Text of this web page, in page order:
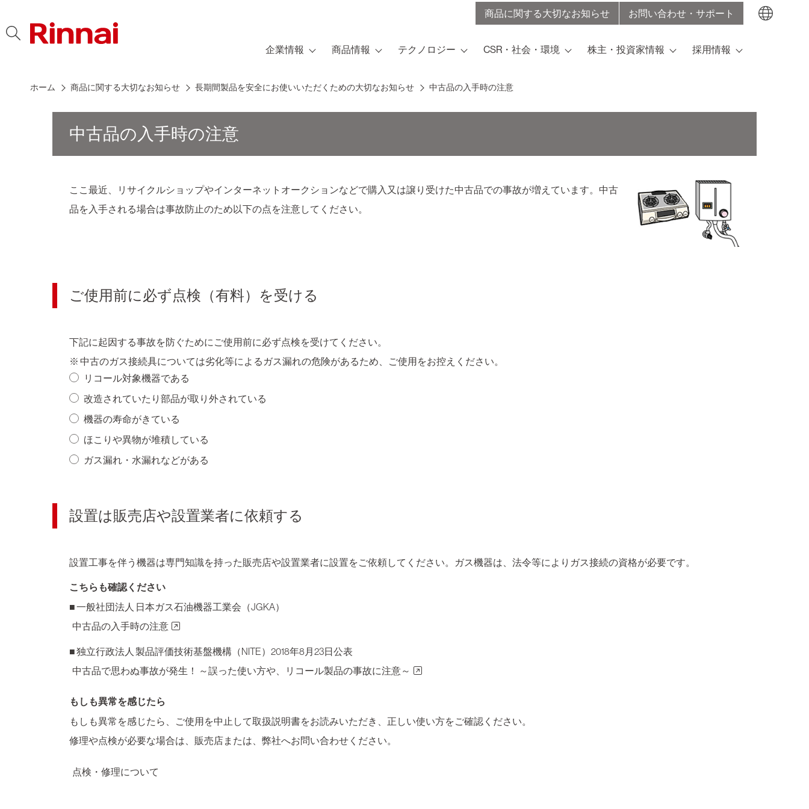
商品に関する大切なお知らせ お問い合わせ・サポート
企業情報 商品情報 テクノロジー CSR・社会・環境 株主・投資家情報 採用情報
ホーム 商品に関する大切なお知らせ 長期間製品を安全にお使いいただくための大切なお知らせ 中古品の入手時の注意
中古品の入手時の注意
ここ最近、リサイクルショップやインターネットオークションなどで購入又は譲り受けた中古品での事故が増えています。中古
品を入手される場合は事故防止のため以下の点を注意してください。
ご使用前に必ず点検（有料）を受ける
下記に起因する事故を防ぐためにご使用前に必ず点検を受けてください。
※ 中古のガス接続具については劣化等によるガス漏れの危険があるため、ご使用をお控えください。
リコール対象機器である
改造されていたり部品が取り外されている
機器の寿命がきている
ほこりや異物が堆積している
ガス漏れ・水漏れなどがある
設置は販売店や設置業者に依頼する
設置工事を伴う機器は専門知識を持った販売店や設置業者に設置をご依頼してください。ガス機器は、法令等によりガス接続の資格が必要です。
こちらも確認ください
■ 一般社団法人 日本ガス石油機器工業会（JGKA）
中古品の入手時の注意
■ 独立行政法人 製品評価技術基盤機構（NITE）2018年8月23日公表
中古品で思わぬ事故が発生！ ～誤った使い方や、リコール製品の事故に注意～
もしも異常を感じたら
もしも異常を感じたら、ご使用を中止して取扱説明書をお読みいただき、正しい使い方をご確認ください。
修理や点検が必要な場合は、販売店または、弊社へお問い合わせください。
点検・修理について